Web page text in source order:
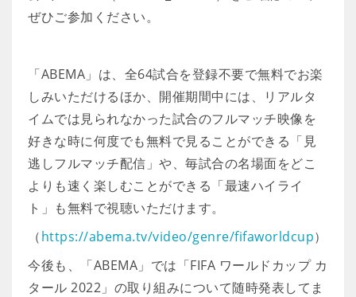
ぜひご参加ください。
「ABEMA」は、全64試合を登録不要で無料でお楽
しみいただけるほか、開催期間中には、リアルタ
イムでは見られなかった試合のフルマッチ映像を
好きな時に何度でも無料で見ることができる「見
逃しフルマッチ配信」や、毎試合の名場面をどこ
よりも速く楽しむことができる「最速ハイライ
ト」も無料で視聴いただけます。
（https://abema.tv/video/genre/fifaworldcup）
今後も、「ABEMA」では「FIFA ワールドカップ カ
タール 2022」の取り組みについて随時発表してま